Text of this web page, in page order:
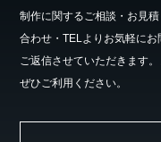
制作に関するご相談・お見
合わせ・TELよりお気軽に
ご返信させていただきます
ぜひご利用ください。